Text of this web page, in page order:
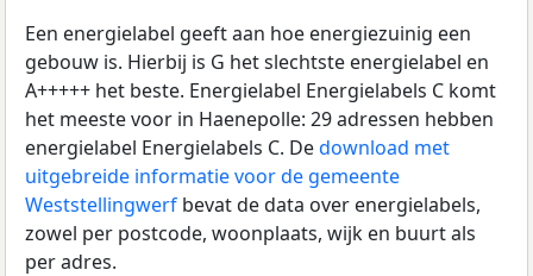
Een energielabel geeft aan hoe energiezuinig een
gebouw is. Hierbij is G het slechtste energielabel en
A+++++ het beste. Energielabel Energielabels C komt
het meeste voor in Haenepolle: 29 adressen hebben
energielabel Energielabels C. Dedownload met
uitgebreide informatie voor de gemeente
Weststellingwerf bevat de data over energielabels,
zowel per postcode, woonplaats, wijk en buurt als
per adres.